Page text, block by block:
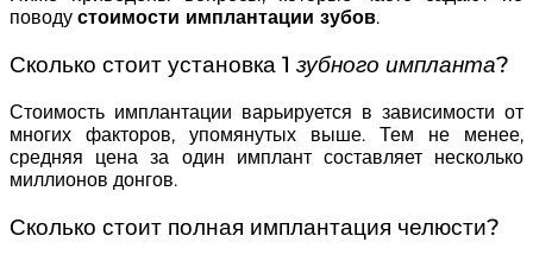
поводу стоимости имплантации зубов.
Сколько стоит установка 1 зубного импланта?
Стоимость имплантации варьируется в зависимости от
многих факторов, упомянутых выше. Тем не менее,
средняя цена за один имплант составляет несколько
миллионов донгов.
Сколько стоит полная имплантация челюсти?